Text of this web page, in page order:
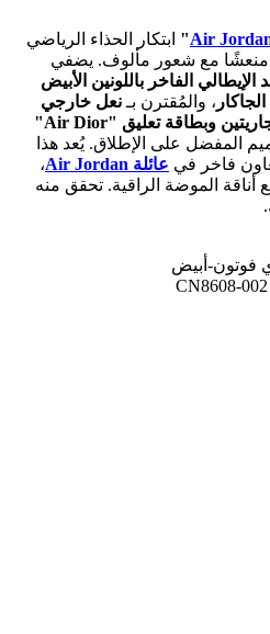
Air
ابتكار الحذاء الرياضي
منعشًا مع شعور مألوف. يضفي
الفاخر باللونين الأبيض
، والمُقترن بـ نعل خارجي
شفاف جليدي يحمل علامتين تجاريتين وبطاقة تعليق "Air Dior"
المفضل على الإطلاق. يُعد هذا
فاخر في عائلة Air Jordan
،
أناقة الموضة الراقية. تحقق منه
فوتون-أبيض
CN8608-002